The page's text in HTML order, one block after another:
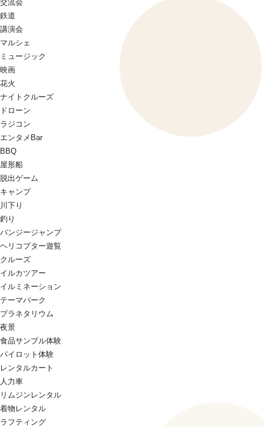
交流会
鉄道
講演会
マルシェ
ミュージック
映画
花火
ナイトクルーズ
ドローン
ラジコン
エンタメBar
BBQ
屋形船
脱出ゲーム
キャンプ
川下り
釣り
バンジージャンプ
ヘリコプター遊覧
クルーズ
イルカツアー
イルミネーション
テーマパーク
プラネタリウム
夜景
食品サンプル体験
パイロット体験
レンタルカート
人力車
リムジンレンタル
着物レンタル
ラフティング